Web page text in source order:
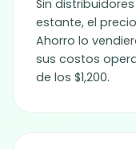
Sin
estante, el
Ahorro lo
sus costos
de los $1,200.